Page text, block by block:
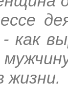
как
жизни.